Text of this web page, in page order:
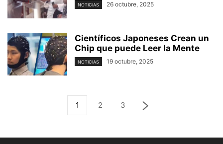
NOTICIAS 26 octubre, 2025
Científicos Japoneses Crean un
Chip que puede Leer la Mente
NOTICIAS 19 octubre, 2025
1 2 3